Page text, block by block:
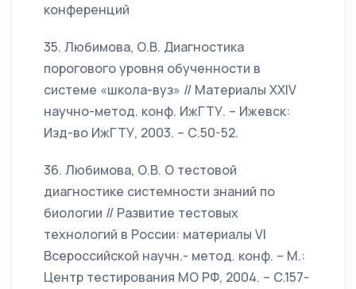
конференций
35. Любимова, О.В. Диагностика
порогового уровня обученности в
системе «школа-вуз» // Материалы XXIV
научно-метод. конф. ИжГТУ. – Ижевск:
Изд-во ИжГТУ, 2003. – С.50-52.
36. Любимова, О.В. О тестовой
диагностике системности знаний по
биологии // Развитие тестовых
технологий в России: материалы VI
Всероссийской научн.- метод. конф. – М.:
Центр тестирования МО РФ, 2004. – С.157-